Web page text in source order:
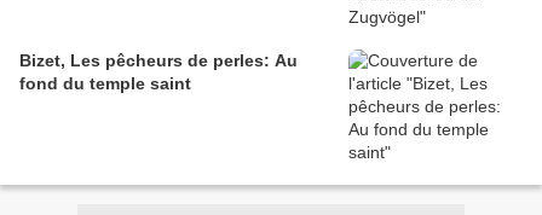
Bizet, Les pêcheurs de perles: Au
fond du temple saint